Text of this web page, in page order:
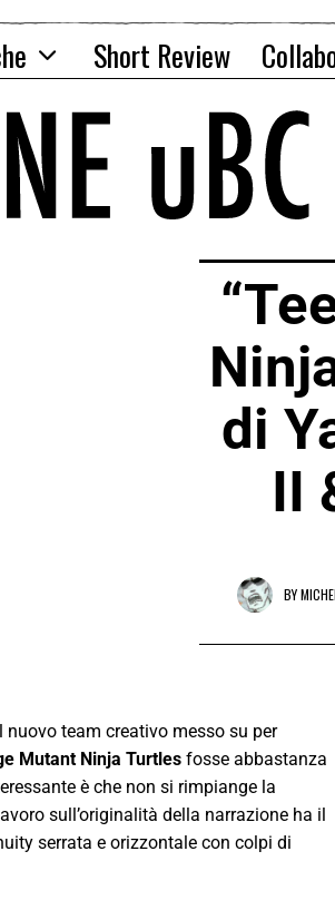
Short Review
di
II
BY
nuovo team creativo messo su per
Mutant Ninja Turtles fosse abbastanza
è che non si rimpiange la
sull’originalità della narrazione ha il
serrata e orizzontale con colpi di